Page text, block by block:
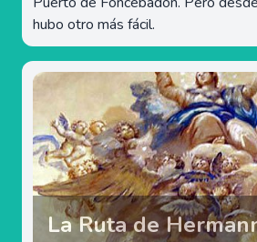
hubo otro más fácil.
La Ruta de